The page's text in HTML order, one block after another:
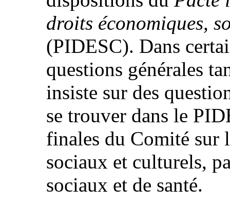
droits économiques,
(PIDESC). Dans
questions générales
insiste sur des
se trouver dans le
finales du Comité sur
sociaux et culturels,
sociaux et de santé.